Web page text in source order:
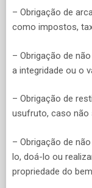
– Obrigação de
como impostos,
– Obrigação de
a integridade ou o
– Obrigação de
usufruto, caso não
– Obrigação de
lo, doá-lo ou
propriedade do